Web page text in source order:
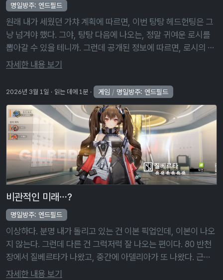
명일방주: 엔드필드
원래 내가 세웠던 가챠 계획에 따르면, 이번 탕탕 헤드헌팅은 그
냥 넘겨야 했다. 그야, 탕탕 다음에 나오는, 정말 귀여운 로시를
뽑아갈 수 있을 테니까. 그런데 공개된 정보에 따르면, 로시의 속
성이 정말 애매하게 물리/열기 ― 기본 공격, 배틀 스킬, 연계 스
자세한 내용 보기
2026년 3월 1일 읽는 데에 1분 게임 / 명일방주: 엔드필드
비관적인 미래…?
명일방주: 엔드필드
이상하다. 분명 내가 돌리고 있는 건 이본 픽업인데, 이본이 나오
지 않는다. 그런데 다른 건 그럭저럭 잘 나오는 편이다. 80 반천
장에서 질베르타가 나왔고, 중간에 아델리아가 또 나왔다. 근데
이거 이본 픽업이라고! 무기고 픽업은 암담하기 그지없다. 무기
자세한 내용 보기